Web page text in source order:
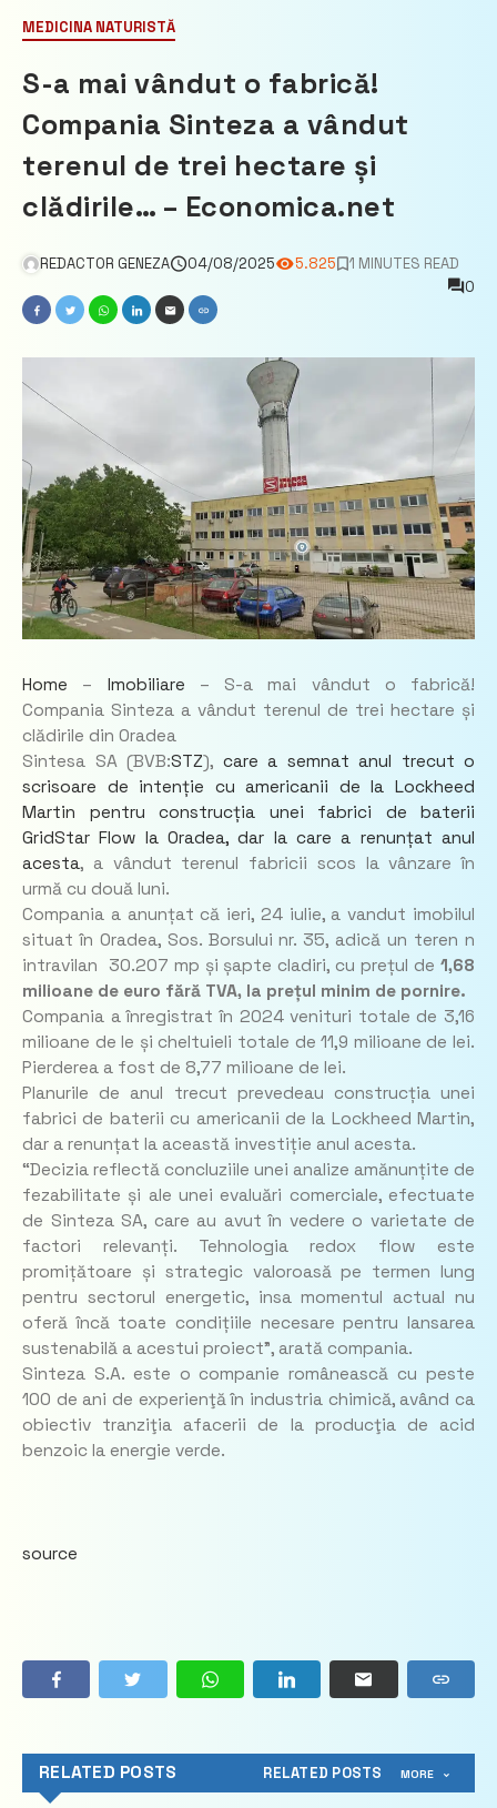
MEDICINA NATURISTĂ
S-a mai vândut o fabrică!
Compania Sinteza a vândut
terenul de trei hectare și
clădirile… – Economica.net
REDACTOR GENEZA 04/08/2025 5.825
1 MINUTES READ
0
Home – Imobiliare – S-a mai vândut o fabrică!
Compania Sinteza a vândut terenul de trei hectare și
clădirile din Oradea
Sintesa SA (BVB:STZ), care a semnat anul trecut o
scrisoare de intenție cu americanii de la Lockheed
Martin pentru construcția unei fabrici de baterii
GridStar Flow la Oradea, dar la care a renunțat anul
acesta, a vândut terenul fabricii scos la vânzare în
urmă cu două luni.
Compania a anunțat că ieri, 24 iulie, a vandut imobilul
situat în Oradea, Sos. Borsului nr. 35, adică un teren n
intravilan 30.207 mp și șapte cladiri, cu prețul de 1,68
milioane de euro fără TVA, la prețul minim de pornire.
Compania a înregistrat în 2024 venituri totale de 3,16
milioane de le și cheltuieli totale de 11,9 milioane de lei.
Pierderea a fost de 8,77 milioane de lei.
Planurile de anul trecut prevedeau construcția unei
fabrici de baterii cu americanii de la Lockheed Martin,
dar a renunțat la această investiție anul acesta.
“Decizia reflectă concluziile unei analize amănunțite de
fezabilitate și ale unei evaluări comerciale, efectuate
de Sinteza SA, care au avut în vedere o varietate de
factori relevanți. Tehnologia redox flow este
promițătoare și strategic valoroasă pe termen lung
pentru sectorul energetic, insa momentul actual nu
oferă încă toate condițiile necesare pentru lansarea
sustenabilă a acestui proiect”, arată compania.
Sinteza S.A. este o companie românească cu peste
100 de ani de experienţă în industria chimică, având ca
obiectiv tranziţia afacerii de la producţia de acid
benzoic la energie verde.
source
RELATED POSTS RELATED POSTS MORE